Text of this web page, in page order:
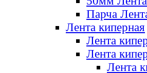
Парча
Лента киперная
Лента
Лента
Лента